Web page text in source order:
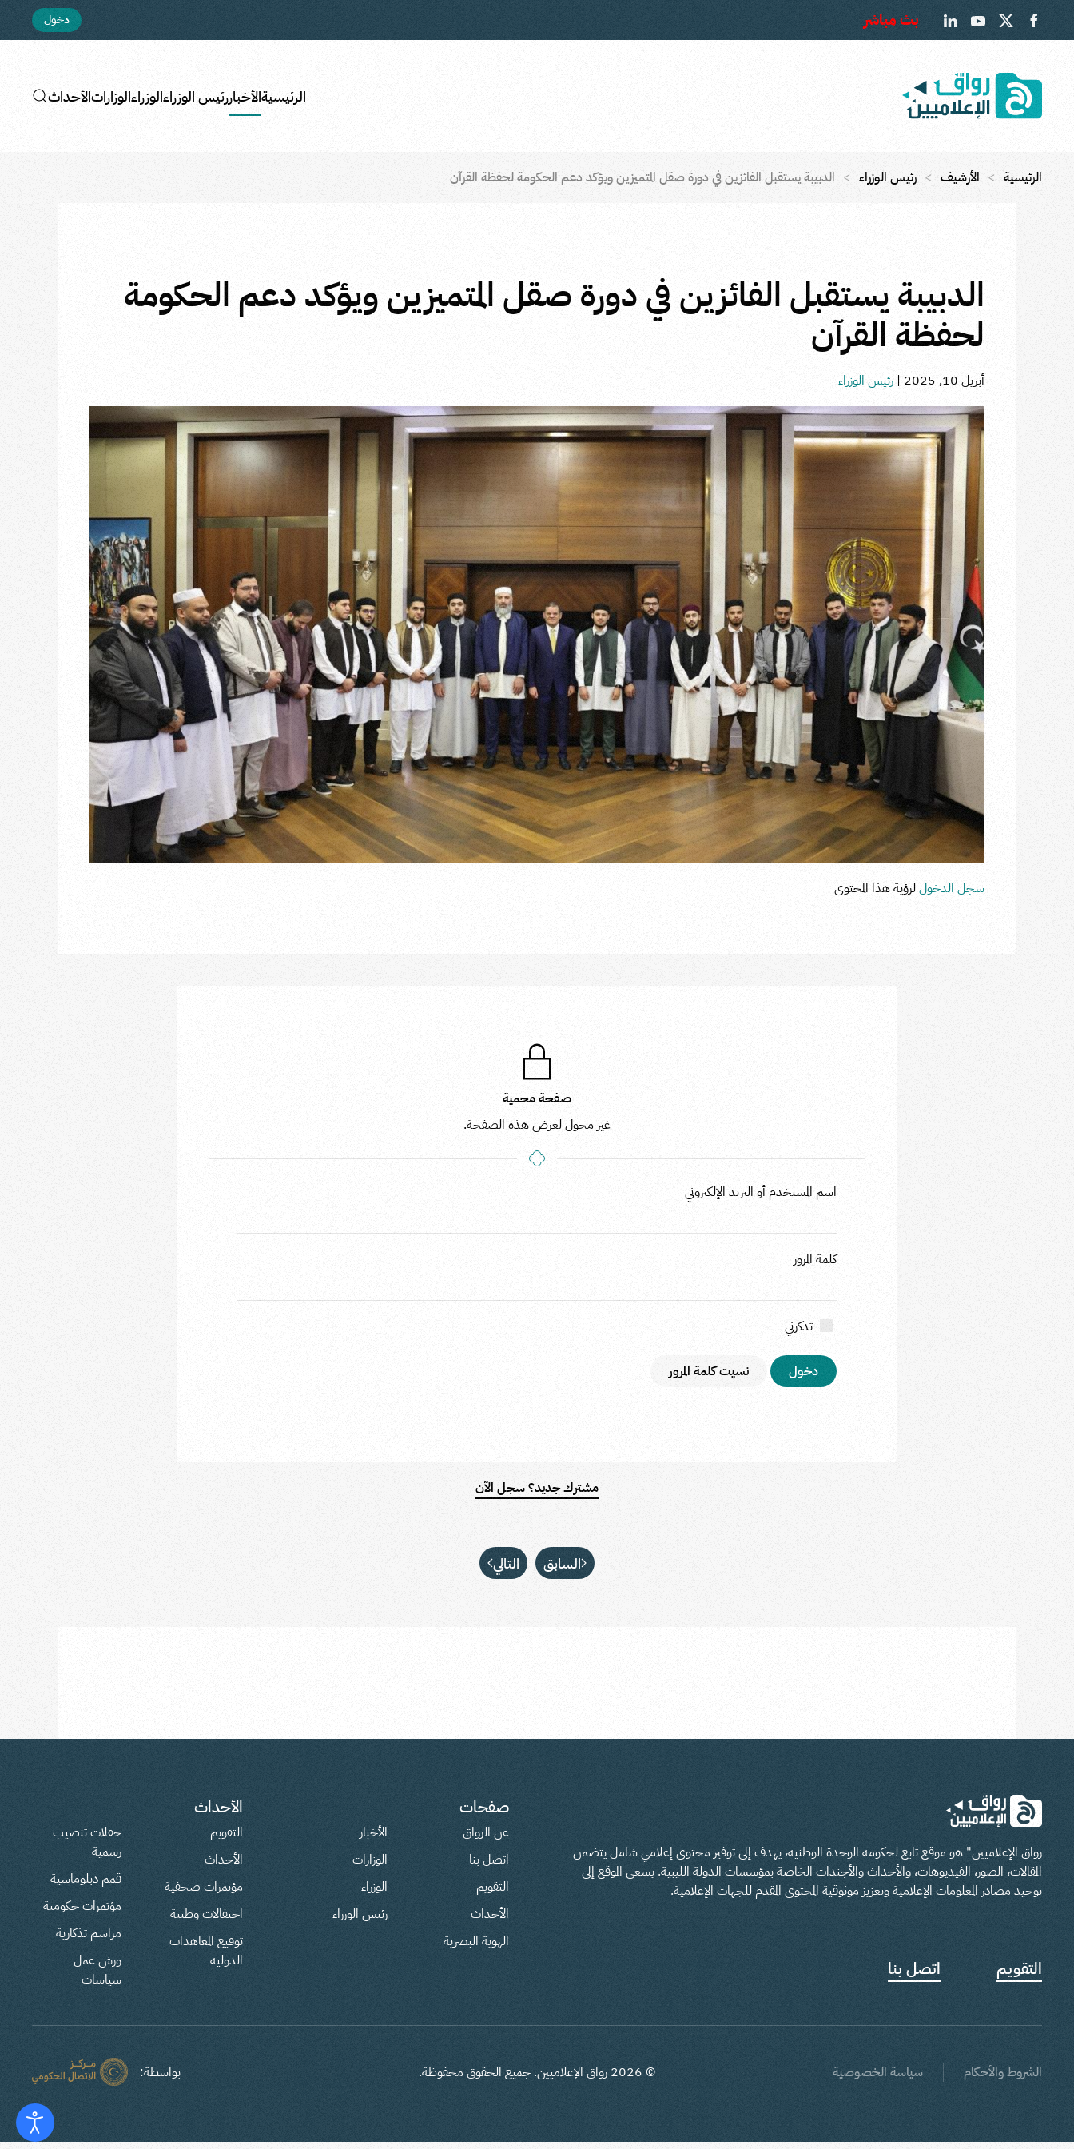
Skip to main content
بث مباشر دخول
الرئيسيةالأخباررئيس الوزراءالوزراءالوزاراتالأحداث
الرئيسية الأرشيف رئيس الوزراء الدبيبة يستقبل الفائزين في دورة صقل المتميزين ويؤكد دعم الحكومة لحفظة القرآن
الدبيبة يستقبل الفائزين في دورة صقل المتميزين ويؤكد دعم الحكومة
لحفظة القرآن
أبريل 10, 2025 | رئيس الوزراء
سجل الدخوللرؤية هذا المحتوى
صفحة محمية
غير مخول لعرض هذه الصفحة.
اسم المستخدم أو البريد الإلكتروني
كلمة المرور
تذكرني
نسيت كلمة المرور
مشترك جديد؟ سجل الآن
السابق التالي
رواق الإعلاميين" هو موقع تابع لحكومة الوحدة الوطنية، يهدف إلى توفير محتوى إعلامي شامل يتضمن
المقالات، الصور، الفيديوهات، والأحداث والأجندات الخاصة بمؤسسات الدولة الليبية. يسعى الموقع إلى
توحيد مصادر المعلومات الإعلامية وتعزيز موثوقية المحتوى المقدم للجهات الإعلامية.
التقويم اتصل بنا
صفحات
عن الرواق
اتصل بنا
التقويم
الأحداث
الهوية البصرية
الأخبار
الوزارات
الوزراء
رئيس الوزراء
الأحداث
التقويم
الأحداث
مؤتمرات صحفية
احتفالات وطنية
توقيع المعاهدات
الدولية
حفلات تنصيب
رسمية
قمم دبلوماسية
مؤتمرات حكومية
مراسم تذكارية
ورش عمل
سياسات
الشروط والأحكام سياسة الخصوصية ©
2026 رواق الإعلاميين. جميع الحقوق محفوظة. بواسطة: